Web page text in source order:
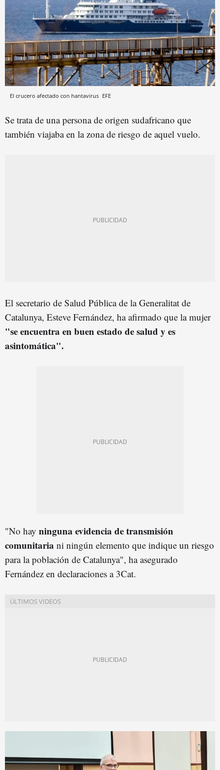
El crucero afectado con hantavirus EFE
Se trata de una persona de origen sudafricano que
también viajaba en la zona de riesgo de aquel vuelo.
El secretario de Salud Pública de la Generalitat de
Catalunya, Esteve Fernández, ha afirmado que la mujer
"se encuentra en buen estado de salud y es
asintomática".
"No hay ninguna evidencia de transmisión
comunitaria ni ningún elemento que indique un riesgo
para la población de Catalunya", ha asegurado
Fernández en declaraciones a 3Cat.